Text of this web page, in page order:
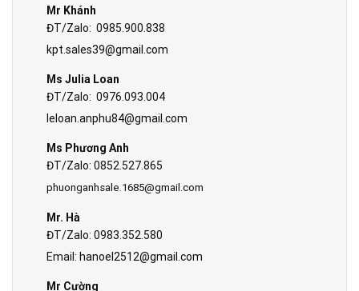
Mr Khánh
ĐT/Zalo: 0985.900.838
kpt.sales39@gmail.com
Ms Julia Loan
ĐT/Zalo: 0976.093.004
leloan.anphu84@gmail.com
Ms Phương Anh
ĐT/Zalo: 0852.527.865
phuonganhsale.1685@gmail.com
Mr. Hà
ĐT/Zalo: 0983.352.580
Email: hanoel2512@gmail.com
Mr Cường